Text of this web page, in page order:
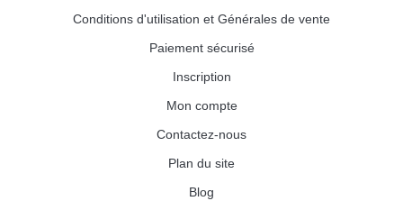
Conditions d'utilisation et Générales de vente
Paiement sécurisé
Inscription
Mon compte
Contactez-nous
Plan du site
Blog